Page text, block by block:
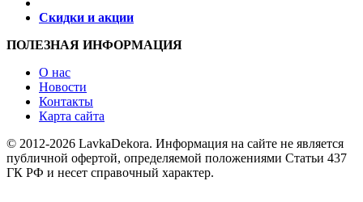
Скидки и акции
ПОЛЕЗНАЯ ИНФОРМАЦИЯ
О нас
Новости
Контакты
Карта сайта
© 2012-2026 LavkaDekora. Информация на сайте не является
публичной офертой, определяемой положениями Статьи 437
ГК РФ и несет справочный характер.